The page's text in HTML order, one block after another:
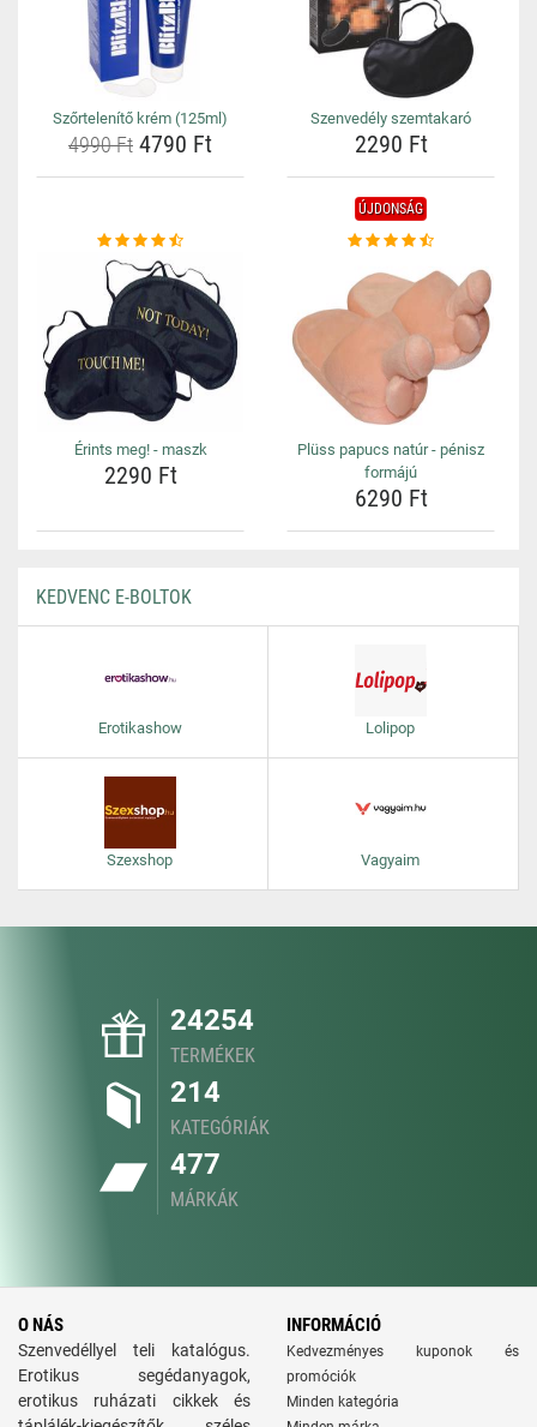
Szőrtelenítő krém (125ml)
4990 Ft 4790 Ft
Szenvedély szemtakaró
2290 Ft
Érints meg! - maszk
2290 Ft
ÚJDONSÁG
Plüss papucs natúr - pénisz
formájú
6290 Ft
KEDVENC E-BOLTOK
Erotikashow Lolipop
Szexshop Vagyaim
24254
TERMÉKEK
214
KATEGÓRIÁK
477
MÁRKÁK
O NÁS
Szenvedéllyel teli katalógus.
Erotikus segédanyagok,
erotikus ruházati cikkek és
INFORMÁCIÓ
Kedvezményes kuponok és
promóciók
Minden kategória